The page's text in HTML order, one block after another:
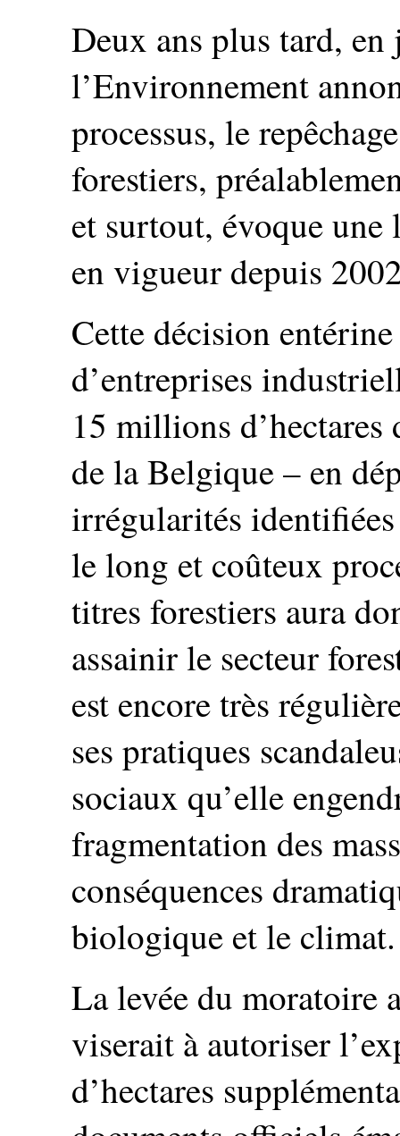
Deux ans plus tard,
l’Environnement
processus, le
forestiers,
et surtout, évoque
en vigueur depuis
Cette décision
d’entreprises
15 millions
de la Belgique – en
irrégularités
le long et coûteux
titres forestiers aura
assainir le secteur
est encore très
ses pratiques
sociaux qu’elle
fragmentation des
conséquences
biologique et le climat.
La levée du moratoire
viserait à autoriser
d’hectares